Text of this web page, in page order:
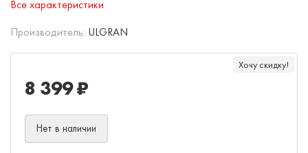
Все характеристики
Производитель: ULGRAN
Хочу скидку!
8 399 ₽
Нет в наличии